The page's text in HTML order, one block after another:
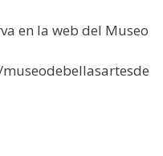
en la web del Museo